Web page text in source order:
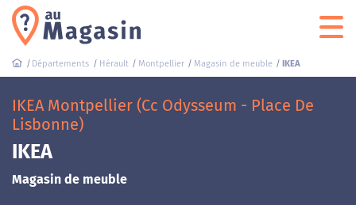
Départements Hérault Montpellier Magasin de meuble IKEA
IKEA Montpellier (Cc Odysseum - Place De
Lisbonne)
IKEA
Magasin de meuble